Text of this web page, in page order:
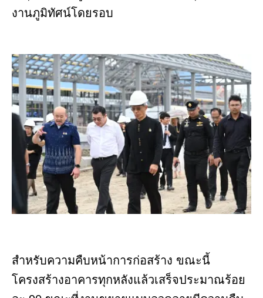
งานภูมิทัศน์โดยรอบ
สำหรับความคืบหน้าการก่อสร้าง ขณะนี้
โครงสร้างอาคารทุกหลังแล้วเสร็จประมาณร้อย